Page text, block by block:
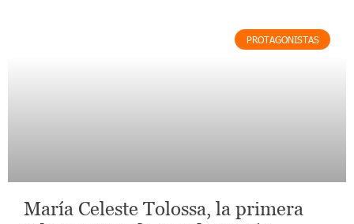
PROTAGONISTAS
María Celeste Tolossa, la primera